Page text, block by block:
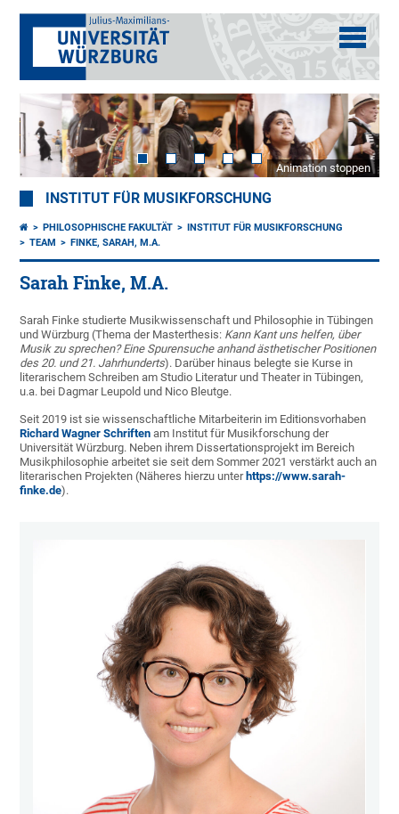
Animation stoppen
INSTITUT FÜR MUSIKFORSCHUNG
PHILOSOPHISCHE FAKULTÄT
INSTITUT FÜR MUSIKFORSCHUNG
TEAM
FINKE, SARAH, M.A.
Sarah Finke, M.A.
Sarah Finke studierte Musikwissenschaft und Philosophie in Tübingen
und Würzburg (Thema der Masterthesis: Kann Kant uns helfen, über
Musik zu sprechen? Eine Spurensuche anhand ästhetischer Positionen
des 20. und 21. Jahrhunderts). Darüber hinaus belegte sie Kurse in
literarischem Schreiben am Studio Literatur und Theater in Tübingen,
u.a. bei Dagmar Leupold und Nico Bleutge.
Seit 2019 ist sie wissenschaftliche Mitarbeiterin im Editionsvorhaben
Richard Wagner Schriften am Institut für Musikforschung der
Universität Würzburg. Neben ihrem Dissertationsprojekt im Bereich
Musikphilosophie arbeitet sie seit dem Sommer 2021 verstärkt auch an
literarischen Projekten (Näheres hierzu unter https://www.sarah-
finke.de).